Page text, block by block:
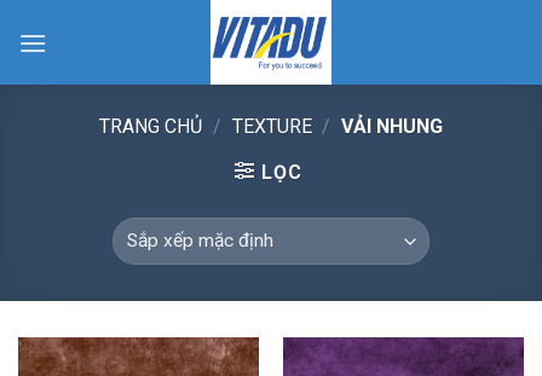
TRANG CHỦ / TEXTURE / VẢI NHUNG
LỌC